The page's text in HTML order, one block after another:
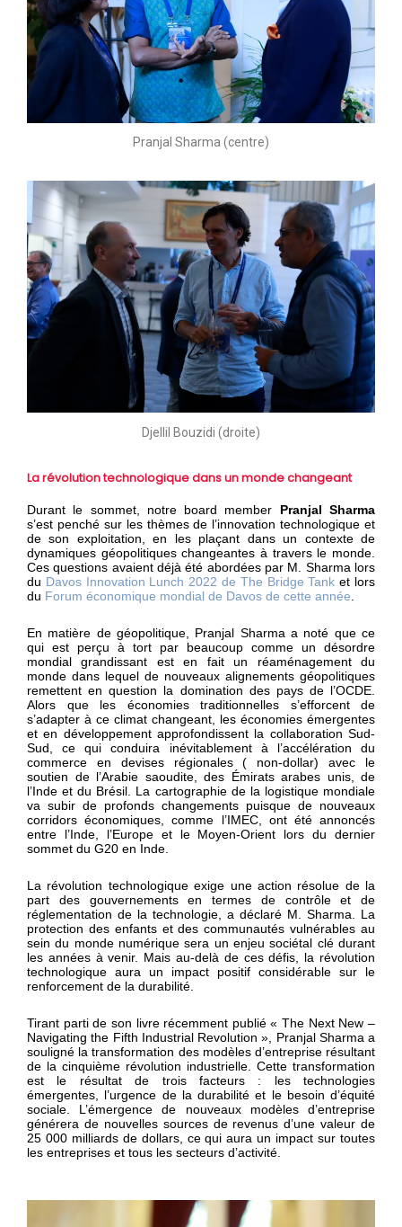
Pranjal Sharma (centre)
Djellil Bouzidi (droite)
La révolution technologique dans un monde changeant
Durant le sommet, notre board member Pranjal Sharma
s’est penché sur les thèmes de l’innovation technologique et
de son exploitation, en les plaçant dans un contexte de
dynamiques géopolitiques changeantes à travers le monde.
Ces questions avaient déjà été abordées par M. Sharma lors
du Davos Innovation Lunch 2022 de The Bridge Tank et lors
du Forum économique mondial de Davos de cette année
En matière de géopolitique, Pranjal Sharma a noté que ce
qui est perçu à tort par beaucoup comme un désordre
mondial grandissant est en fait un réaménagement du
monde dans lequel de nouveaux alignements géopolitiques
remettent en question la domination des pays de l’OCDE.
Alors que les économies traditionnelles s’efforcent de
s’adapter à ce climat changeant, les économies émergentes
et en développement approfondissent la collaboration Sud-
Sud, ce qui conduira inévitablement à l’accélération du
commerce en devises régionales ( non-dollar) avec le
soutien de l’Arabie saoudite, des Émirats arabes unis, de
l’Inde et du Brésil. La cartographie de la logistique mondiale
va subir de profonds changements puisque de nouveaux
corridors économiques, comme l’IMEC, ont été annoncés
entre l’Inde, l’Europe et le Moyen-Orient lors du dernier
sommet du G20 en Inde.
La révolution technologique exige une action résolue de la
part des gouvernements en termes de contrôle et de
réglementation de la technologie, a déclaré M. Sharma. La
protection des enfants et des communautés vulnérables au
sein du monde numérique sera un enjeu sociétal clé durant
les années à venir. Mais au-delà de ces défis, la révolution
technologique aura un impact positif considérable sur le
renforcement de la durabilité.
Tirant parti de son livre récemment publié « The Next New –
Navigating the Fifth Industrial Revolution », Pranjal Sharma a
souligné la transformation des modèles d’entreprise résultant
de la cinquième révolution industrielle. Cette transformation
est le résultat de trois facteurs : les technologies
émergentes, l’urgence de la durabilité et le besoin d’équité
sociale. L’émergence de nouveaux modèles d’entreprise
générera de nouvelles sources de revenus d’une valeur de
25 000 milliards de dollars, ce qui aura un impact sur toutes
les entreprises et tous les secteurs d’activité.